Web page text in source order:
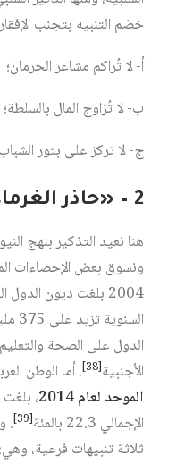
خضم التنبيه بتجنب
أ- لا تُراكم مشاعر الحرمان؛
ب- لا تُزاوج المال بالسلطة؛
ج- لا تركز على بثور
2 – «حاذر الغرماء»
هنا نعيد التذكير بنهج
ونسوق بعض الإحصاءات
الدول على الصحة
الأجنبية[38] . أما الوطن
الموحد لعام 2014
،
الإجمالي 22.3 بالمئة
[39]
.
ثلاثة تنبيهات فرعية، وهي: